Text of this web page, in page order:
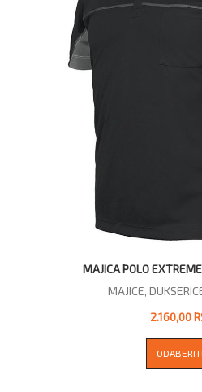
MAJICA POLO
MAJICE,
2.160,00